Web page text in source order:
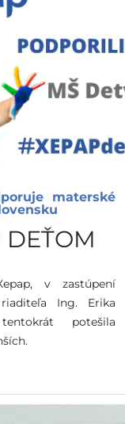
materské
DEŤOM
v zastúpení
Ing. Erika
potešila